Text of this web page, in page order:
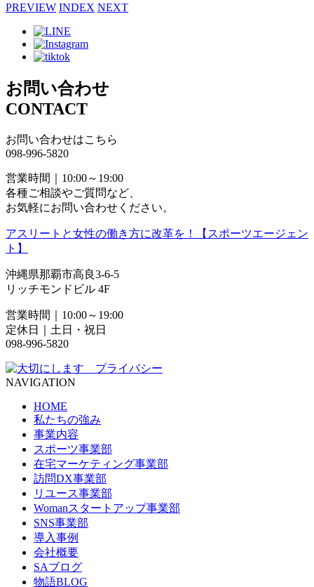
PREVIEW INDEX NEXT
お問い合わせ
CONTACT
お問い合わせはこちら
098-996-5820
営業時間｜10:00～19:00
各種ご相談やご質問など、
お気軽にお問い合わせください。
アスリートと女性の働き方に改革を！【スポーツエージェン
ト】
沖縄県那覇市高良3-6-5
リッチモンドビル 4F
営業時間｜10:00～19:00
定休日｜土日・祝日
098-996-5820
NAVIGATION
HOME
私たちの強み
事業内容
スポーツ事業部
在宅マーケティング事業部
訪問DX事業部
リユース事業部
Womanスタートアップ事業部
SNS事業部
導入事例
会社概要
SAブログ
物語BLOG